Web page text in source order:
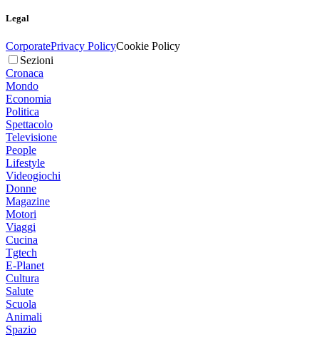
Legal
CorporatePrivacy PolicyCookie Policy
Sezioni
Cronaca
Mondo
Economia
Politica
Spettacolo
Televisione
People
Lifestyle
Videogiochi
Donne
Magazine
Motori
Viaggi
Cucina
Tgtech
E-Planet
Cultura
Salute
Scuola
Animali
Spazio